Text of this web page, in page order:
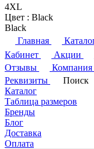
4XL
Цвет : Black
Black
Главная
Кабинет
Акции
Отзывы
Компания
Реквизиты
Поиск
Каталог
Таблица размеров
Бренды
Блог
Доставка
Оплата